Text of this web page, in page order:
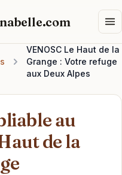
VENOSC Le Haut de la
Grange : Votre refuge
aux Deux Alpes
au
de la